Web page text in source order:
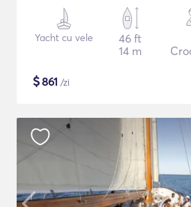
Yacht cu vele
46 ft
14 m
$861 /zi